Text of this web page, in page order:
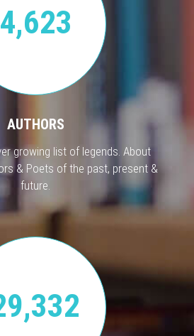
4,623
AUTHORS
growing list of legends. About
& Poets of the past, present &
future.